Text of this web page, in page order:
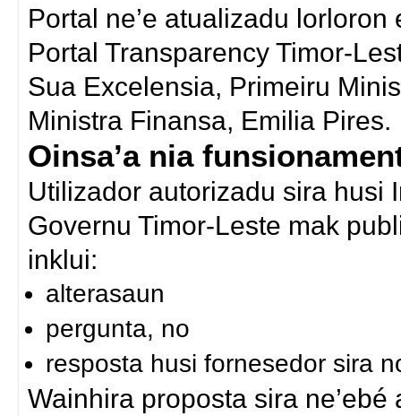
Portal ne’e atualizadu
Portal Transparency Timor-
Sua Excelensia, Primeiru
Ministra Finansa, Emilia Pires.
Oinsa’a nia
Utilizador autorizadu sira husi
Governu Timor-Leste mak
inklui:
alterasaun
pergunta, no
resposta husi fornesedor sira
Wainhira proposta sira